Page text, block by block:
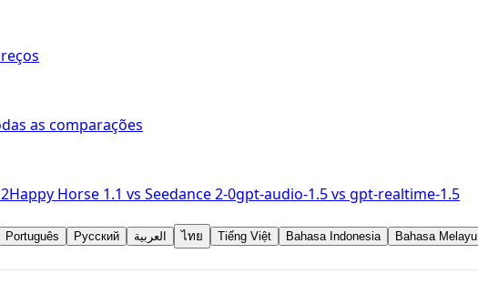
as comparações
Happy Horse 1.1 vs Seedance 2-0gpt-audio-1.5vs gpt-realtime-1.5
Português Русский العربية ไทย Tiếng Việt Bahasa Indonesia Bahasa Melayu